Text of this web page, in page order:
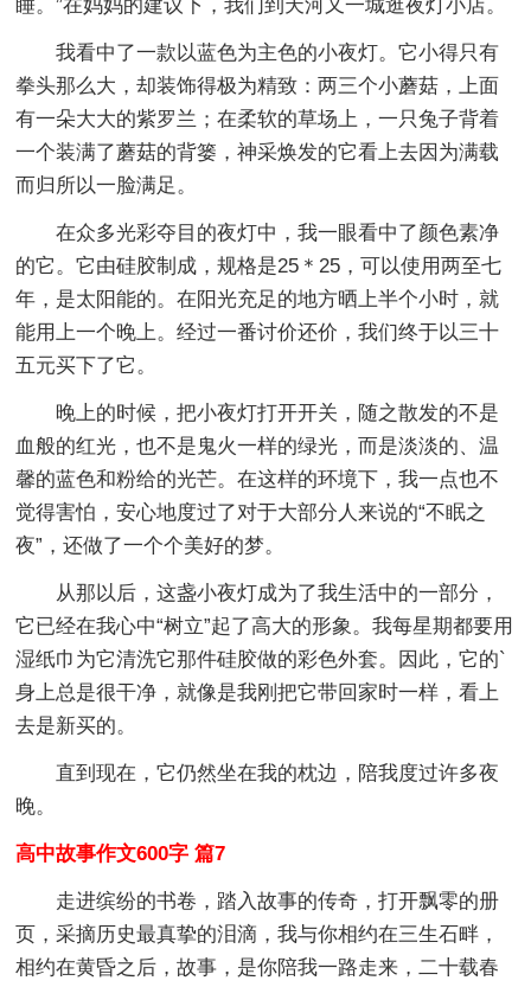
睡。”在妈妈的建议下，我们到天河又一城逛夜灯小店。
我看中了一款以蓝色为主色的小夜灯。它小得只有
拳头那么大，却装饰得极为精致：两三个小蘑菇，上面
有一朵大大的紫罗兰；在柔软的草场上，一只兔子背着
一个装满了蘑菇的背篓，神采焕发的它看上去因为满载
而归所以一脸满足。
在众多光彩夺目的夜灯中，我一眼看中了颜色素净
的它。它由硅胶制成，规格是25＊25，可以使用两至七
年，是太阳能的。在阳光充足的地方晒上半个小时，就
能用上一个晚上。经过一番讨价还价，我们终于以三十
五元买下了它。
晚上的时候，把小夜灯打开开关，随之散发的不是
血般的红光，也不是鬼火一样的绿光，而是淡淡的、温
馨的蓝色和粉给的光芒。在这样的环境下，我一点也不
觉得害怕，安心地度过了对于大部分人来说的“不眠之
夜”，还做了一个个美好的梦。
从那以后，这盏小夜灯成为了我生活中的一部分，
它已经在我心中“树立”起了高大的形象。我每星期都要用
湿纸巾为它清洗它那件硅胶做的彩色外套。因此，它的`
身上总是很干净，就像是我刚把它带回家时一样，看上
去是新买的。
直到现在，它仍然坐在我的枕边，陪我度过许多夜
晚。
高中故事作文600字 篇7
走进缤纷的书卷，踏入故事的传奇，打开飘零的册
页，采摘历史最真挚的泪滴，我与你相约在三生石畔，
相约在黄昏之后，故事，是你陪我一路走来，二十载春